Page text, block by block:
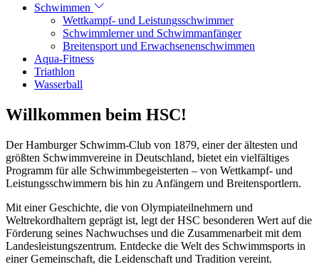
Schwimmen
Wettkampf- und Leistungsschwimmer
Schwimmlerner und Schwimmanfänger
Breitensport und Erwachsenenschwimmen
Aqua-Fitness
Triathlon
Wasserball
Willkommen beim HSC!
Der Hamburger Schwimm-Club von 1879, einer der ältesten und
größten Schwimmvereine in Deutschland, bietet ein vielfältiges
Programm für alle Schwimmbegeisterten – von Wettkampf- und
Leistungsschwimmern bis hin zu Anfängern und Breitensportlern.
Mit einer Geschichte, die von Olympiateilnehmern und
Weltrekordhaltern geprägt ist, legt der HSC besonderen Wert auf die
Förderung seines Nachwuchses und die Zusammenarbeit mit dem
Landesleistungszentrum. Entdecke die Welt des Schwimmsports in
einer Gemeinschaft, die Leidenschaft und Tradition vereint.